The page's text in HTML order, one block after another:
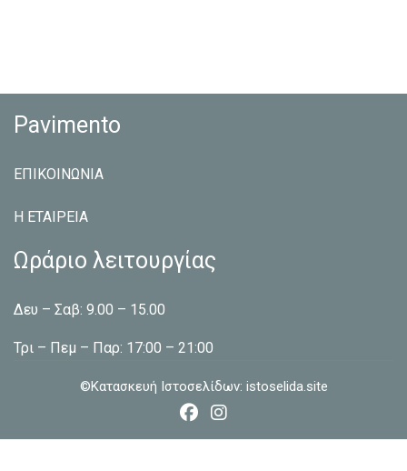
Pavimento
ΕΠΙΚΟΙΝΩΝΙΑ
Η ΕΤΑΙΡEΙΑ
Ωράριο λειτουργίας
Δευ – Σαβ: 9.00 – 15.00
Τρι – Πεμ – Παρ: 17:00 – 21:00
©Κατασκευή Ιστοσελίδων: istoselida.site